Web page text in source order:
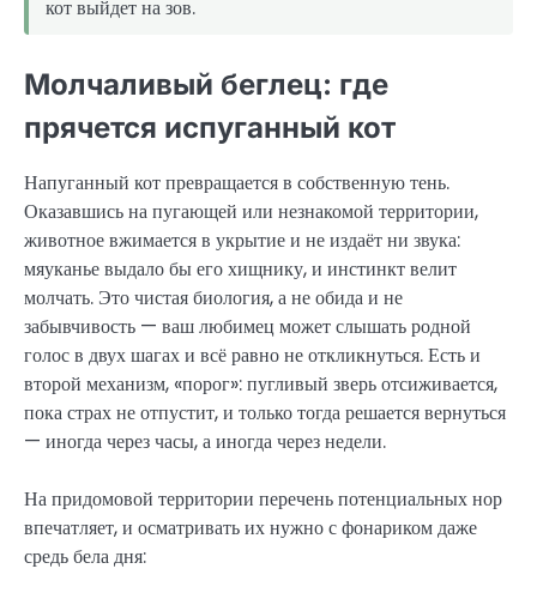
кот выйдет на зов.
Молчаливый беглец: где
прячется испуганный кот
Напуганный кот превращается в собственную тень.
Оказавшись на пугающей или незнакомой территории,
животное вжимается в укрытие и не издаёт ни звука:
мяуканье выдало бы его хищнику, и инстинкт велит
молчать. Это чистая биология, а не обида и не
забывчивость — ваш любимец может слышать родной
голос в двух шагах и всё равно не откликнуться. Есть и
второй механизм, «порог»: пугливый зверь отсиживается,
пока страх не отпустит, и только тогда решается вернуться
— иногда через часы, а иногда через недели.
На придомовой территории перечень потенциальных нор
впечатляет, и осматривать их нужно с фонариком даже
средь бела дня: